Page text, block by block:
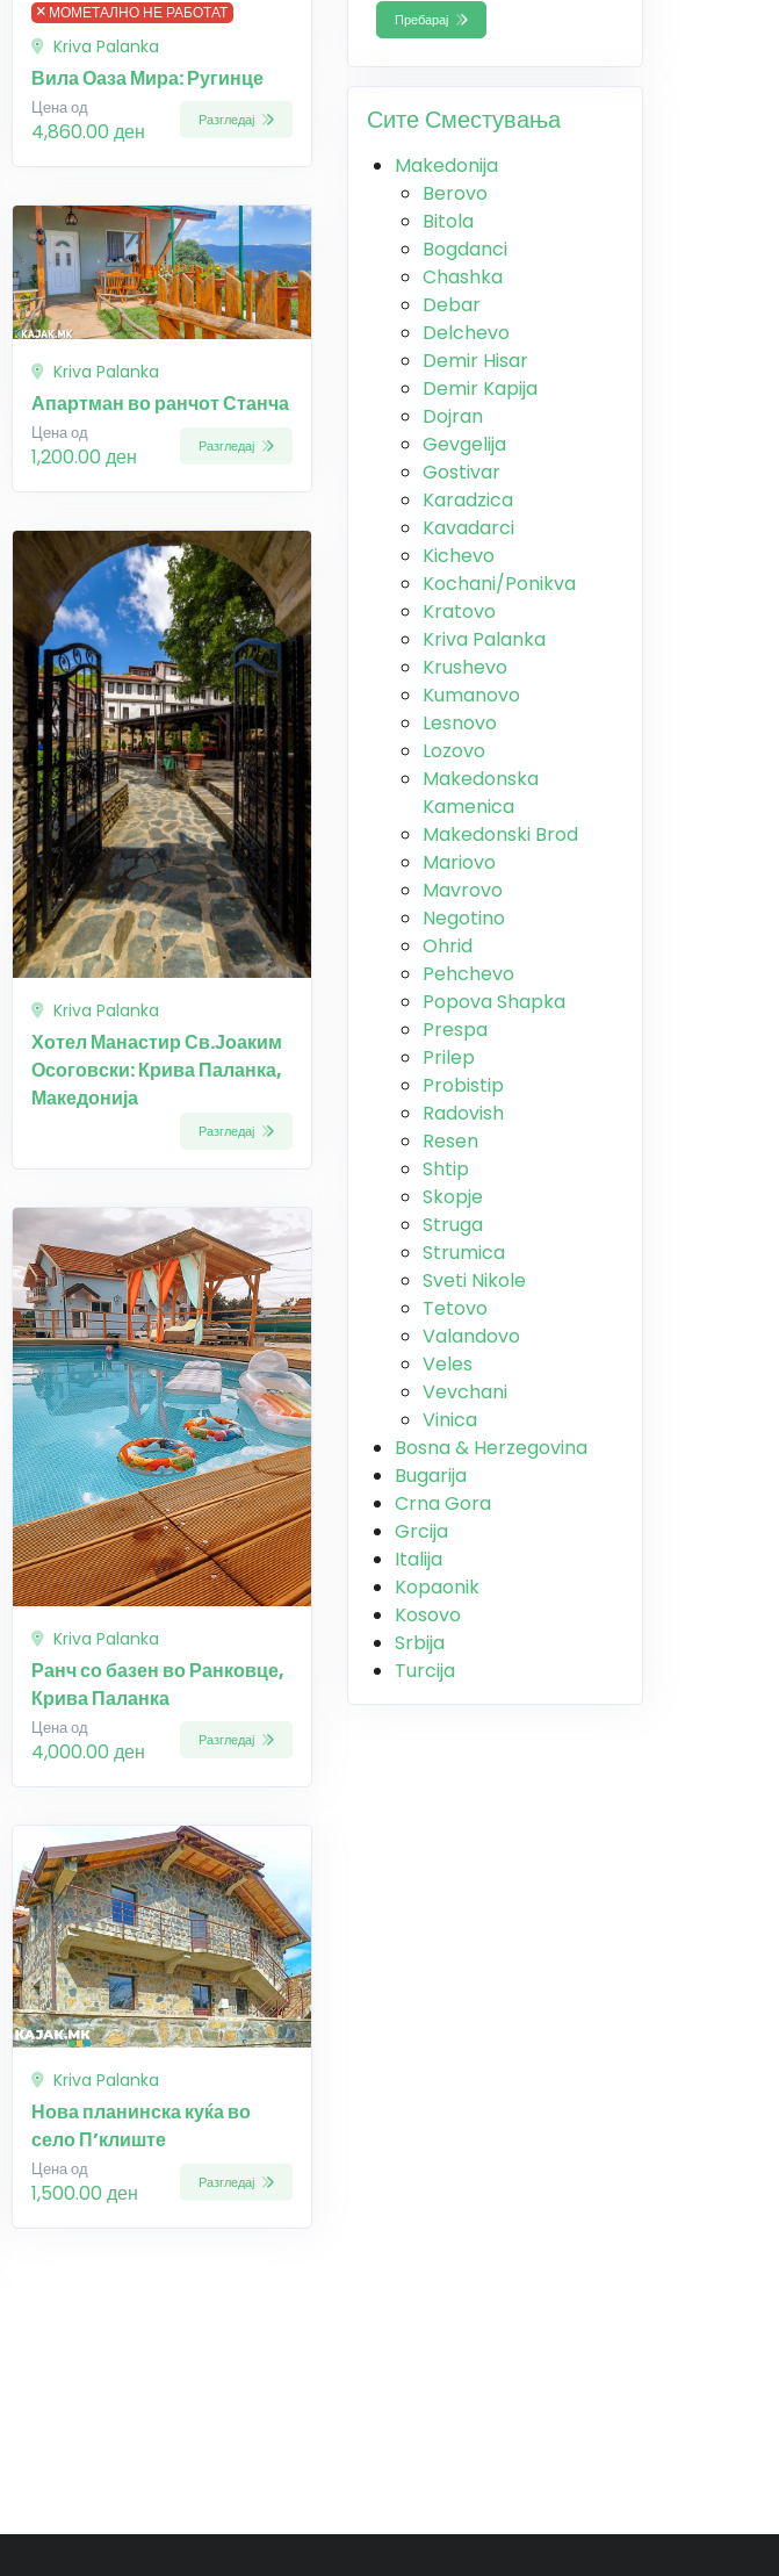
Пребарај
Сите Сместувања
Makedonija
Berovo
Bitola
Bogdanci
Chashka
Debar
Delchevo
Demir Hisar
Demir Kapija
Dojran
Gevgelija
Gostivar
Karadzica
Kavadarci
Kichevo
Kochani/Ponikva
Kratovo
Kriva Palanka
Krushevo
Kumanovo
Lesnovo
Lozovo
Makedonska
Kamenica
Makedonski Brod
Mariovo
Mavrovo
Negotino
Ohrid
Pehchevo
Popova Shapka
Prespa
Prilep
Probistip
Radovish
Resen
Shtip
Skopje
Struga
Strumica
Sveti Nikole
Tetovo
Valandovo
Veles
Vevchani
Vinica
Bosna & Herzegovina
Bugarija
Crna Gora
Grcija
Italija
Kopaonik
Kosovo
Srbija
Turcija
МОМЕТАЛНО НЕ РАБОТАТ
Kriva Palanka
Вила Оаза Мира: Ругинце
Цена од
4,860.00 ден Разгледај
Kriva Palanka
Апартман во ранчот Станча
Цена од
1,200.00 ден Разгледај
Kriva Palanka
Хотел Манастир Св.Јоаким
Осоговски: Крива Паланка,
Македонија
Разгледај
Kriva Palanka
Ранч со базен во Ранковце,
Крива Паланка
Цена од
4,000.00 ден Разгледај
Kriva Palanka
Нова планинска куќа во
село П’клиште
Цена од
1,500.00 ден Разгледај